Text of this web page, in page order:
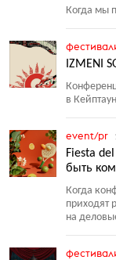
Когда мы
IZMENI
в
event/pr
Fiesta
быть
Когда
приходят
на